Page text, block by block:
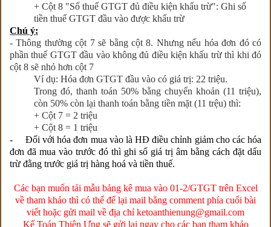
+ Cột 8 "Số thuế GTGT đủ điều kiện khấu trừ": Ghi số
tiền thuế GTGT đầu vào được khấu trừ
Chú ý:
- Thông thường cột 7 sẽ bằng cột 8. Nhưng nếu hóa đơn đó có
phần thuế GTGT đầu vào không đủ điều kiện khấu trừ thì khi đó
cột 8 sẽ nhỏ hơn cột 7
Ví dụ: Hóa đơn GTGT đầu vào có giá trị: 22 triệu.
Trong đó, thanh toán 50% bằng chuyển khoản (11 triệu),
còn 50% còn lại thanh toán bằng tiền mặt (11 trệu) thì:
+ Cột 7 = 2 triệu
+ Cột 8 = 1 triệu
- Đối với hóa đơn mua vào là HĐ điều chỉnh giảm cho các hóa
đơn đã mua vào trước đó thì ghi số giá trị âm bằng cách đặt dấu
trừ đằng trước giá trị hàng hoá và tiền thuế.
Các bạn muốn tải mẫu bảng kê mua vào 01-2/GTGT trên Excel
về tham khảo thì có thể để lại mail bằng comment phía cuối bài
viết hoặc gửi mail về địa chỉ ketoanthienung@gmail.com
Kế Toán Thiên Ưng sẽ gửi lại ngay cho các bạn tham khảo